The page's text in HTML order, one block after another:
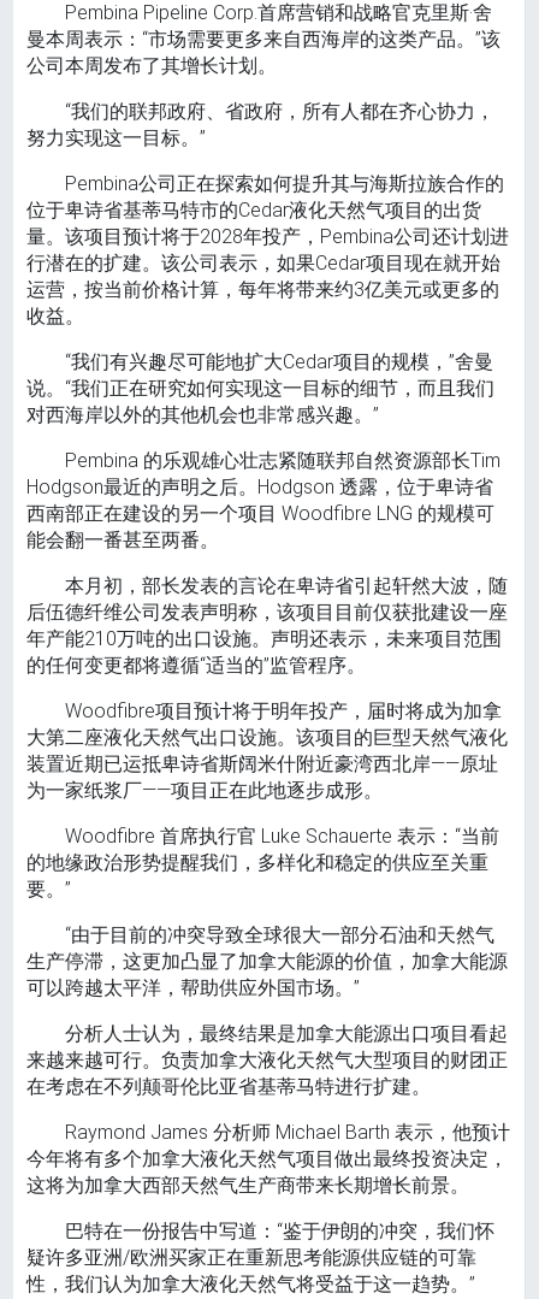
Pembina Pipeline Corp.首席营销和战略官克里斯·舍
曼本周表示：“市场需要更多来自西海岸的这类产品。”该
公司本周发布了其增长计划。
“我们的联邦政府、省政府，所有人都在齐心协力，
努力实现这一目标。”
Pembina公司正在探索如何提升其与海斯拉族合作的
位于卑诗省基蒂马特市的Cedar液化天然气项目的出货
量。该项目预计将于2028年投产，Pembina公司还计划进
行潜在的扩建。该公司表示，如果Cedar项目现在就开始
运营，按当前价格计算，每年将带来约3亿美元或更多的
收益。
“我们有兴趣尽可能地扩大Cedar项目的规模，”舍曼
说。“我们正在研究如何实现这一目标的细节，而且我们
对西海岸以外的其他机会也非常感兴趣。”
Pembina 的乐观雄心壮志紧随联邦自然资源部长Tim
Hodgson最近的声明之后。Hodgson 透露，位于卑诗省
西南部正在建设的另一个项目 Woodfibre LNG 的规模可
能会翻一番甚至两番。
本月初，部长发表的言论在卑诗省引起轩然大波，随
后伍德纤维公司发表声明称，该项目目前仅获批建设一座
年产能210万吨的出口设施。声明还表示，未来项目范围
的任何变更都将遵循“适当的”监管程序。
Woodfibre项目预计将于明年投产，届时将成为加拿
大第二座液化天然气出口设施。该项目的巨型天然气液化
装置近期已运抵卑诗省斯阔米什附近豪湾西北岸——原址
为一家纸浆厂——项目正在此地逐步成形。
Woodfibre 首席执行官 Luke Schauerte 表示：“当前
的地缘政治形势提醒我们，多样化和稳定的供应至关重
要。”
“由于目前的冲突导致全球很大一部分石油和天然气
生产停滞，这更加凸显了加拿大能源的价值，加拿大能源
可以跨越太平洋，帮助供应外国市场。”
分析人士认为，最终结果是加拿大能源出口项目看起
来越来越可行。负责加拿大液化天然气大型项目的财团正
在考虑在不列颠哥伦比亚省基蒂马特进行扩建。
Raymond James 分析师 Michael Barth 表示，他预计
今年将有多个加拿大液化天然气项目做出最终投资决定，
这将为加拿大西部天然气生产商带来长期增长前景。
巴特在一份报告中写道：“鉴于伊朗的冲突，我们怀
疑许多亚洲/欧洲买家正在重新思考能源供应链的可靠
性，我们认为加拿大液化天然气将受益于这一趋势。”